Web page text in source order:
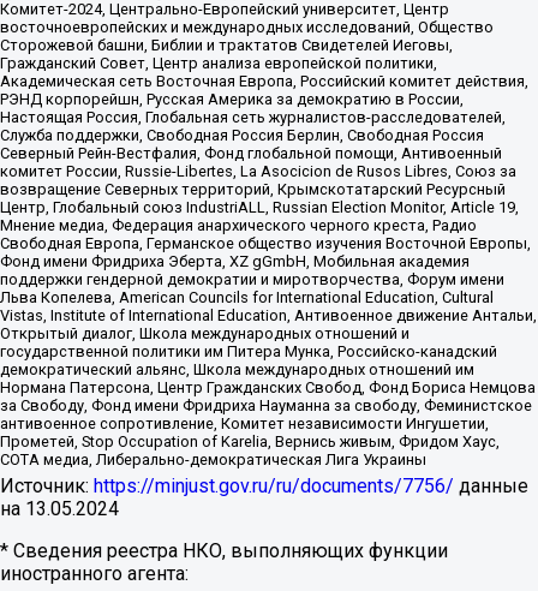
Комитет-2024, Центрально-Европейский университет, Центр
восточноевропейских и международных исследований, Общество
Сторожевой башни, Библии и трактатов Свидетелей Иеговы,
Гражданский Совет, Центр анализа европейской политики,
Академическая сеть Восточная Европа, Российский комитет действия,
РЭНД корпорейшн, Русская Америка за демократию в России,
Настоящая Россия, Глобальная сеть журналистов-расследователей,
Служба поддержки, Свободная Россия Берлин, Свободная Россия
Северный Рейн-Вестфалия, Фонд глобальной помощи, Антивоенный
комитет России, Russie-Libertes, La Asocicion de Rusos Libres, Союз за
возвращение Северных территорий, Крымскотатарский Ресурсный
Центр, Глобальный союз IndustriALL, Russian Election Monitor, Article 19,
Мнение медиа, Федерация анархического черного креста, Радио
Свободная Европа, Германское общество изучения Восточной Европы,
Фонд имени Фридриха Эберта, XZ gGmbH, Мобильная академия
поддержки гендерной демократии и миротворчества, Форум имени
Льва Копелева, American Councils for International Education, Cultural
Vistas, Institute of International Education, Антивоенное движение Антальи,
Открытый диалог, Школа международных отношений и
государственной политики им Питера Мунка, Российско-канадский
демократический альянс, Школа международных отношений им
Нормана Патерсона, Центр Гражданских Свобод, Фонд Бориса Немцова
за Свободу, Фонд имени Фридриха Науманна за свободу, Феминистское
антивоенное сопротивление, Комитет независимости Ингушетии,
Прометей, Stop Occupation of Karelia, Вернись живым, Фридом Хаус,
СОТА медиа, Либерально-демократическая Лига Украины
Источник: https://minjust.gov.ru/ru/documents/7756/ данные
на 13.05.2024
* Сведения реестра НКО, выполняющих функции
иностранного агента: